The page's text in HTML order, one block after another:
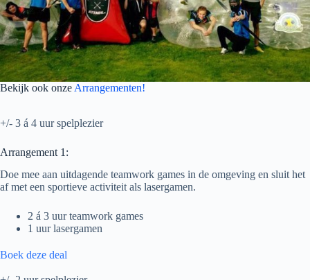
Bekijk ook onze Arrangementen!
+/- 3 á 4 uur spelplezier
Arrangement 1:
Doe mee aan uitdagende teamwork games in de omgeving en sluit het
af met een sportieve activiteit als lasergamen.
2 á 3 uur teamwork games
1 uur lasergamen
Boek deze deal